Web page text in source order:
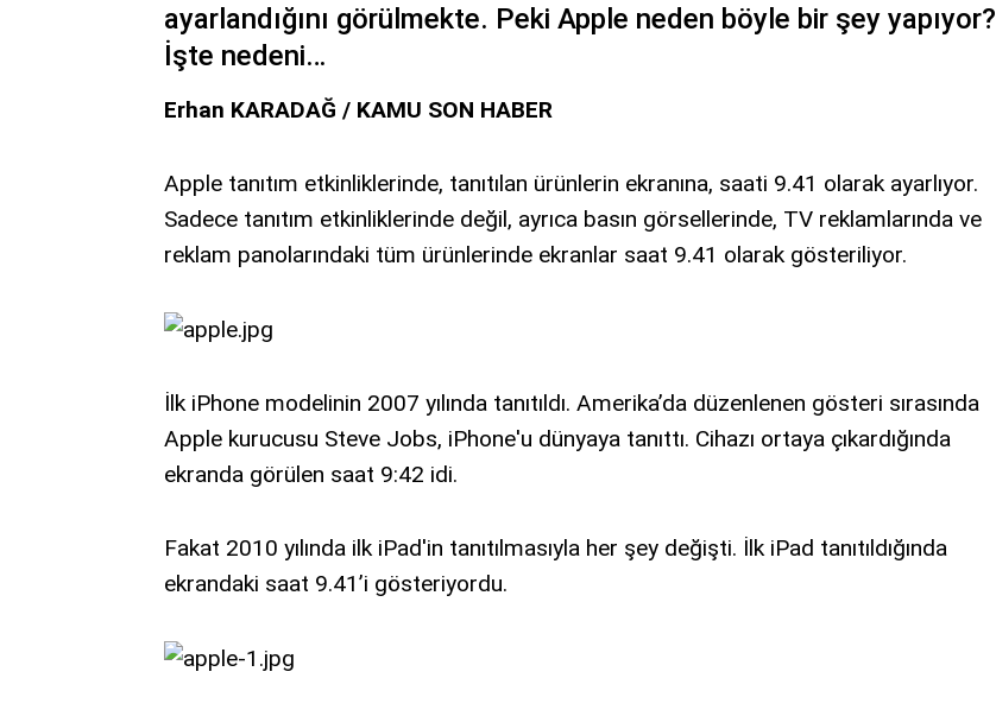
ayarlandığını görülmekte. Peki Apple neden böyle bir şey yapıyor?
İşte nedeni…
Erhan KARADAĞ / KAMU SON HABER
Apple tanıtım etkinliklerinde, tanıtılan ürünlerin ekranına, saati 9.41 olarak ayarlıyor.
Sadece tanıtım etkinliklerinde değil, ayrıca basın görsellerinde, TV reklamlarında ve
reklam panolarındaki tüm ürünlerinde ekranlar saat 9.41 olarak gösteriliyor.
İlk iPhone modelinin 2007 yılında tanıtıldı. Amerika’da düzenlenen gösteri sırasında
Apple kurucusu Steve Jobs, iPhone'u dünyaya tanıttı. Cihazı ortaya çıkardığında
ekranda görülen saat 9:42 idi.
Fakat 2010 yılında ilk iPad'in tanıtılmasıyla her şey değişti. İlk iPad tanıtıldığında
ekrandaki saat 9.41’i gösteriyordu.